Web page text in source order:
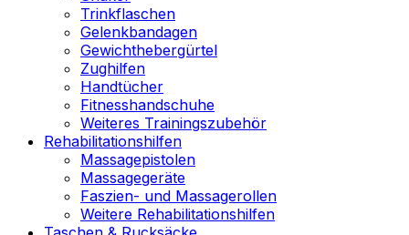
Trinkflaschen
Gelenkbandagen
Gewichthebergürtel
Zughilfen
Handtücher
Fitnesshandschuhe
Weiteres Trainingszubehör
Rehabilitationshilfen
Massagepistolen
Massagegeräte
Faszien- und Massagerollen
Weitere Rehabilitationshilfen